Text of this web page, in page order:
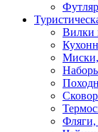
Вилки
Миски,
Фляги,